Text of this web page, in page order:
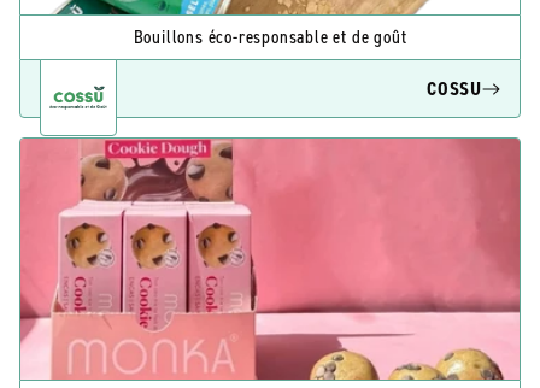
Bouillons éco-responsable et de goût
COSSU